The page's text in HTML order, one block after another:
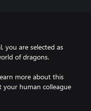
you are selected as
of dragons.
more about this
your human colleague